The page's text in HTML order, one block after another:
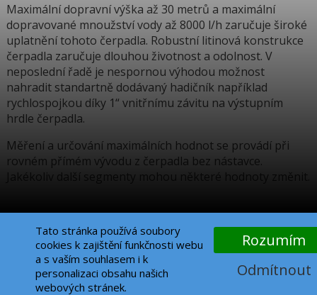
Maximální dopravní výška až 30 metrů a maximální
dopravované mnoužství vody až 8000 l/h zaručuje široké
uplatnění tohoto čerpadla. Robustní litinová konstrukce
čerpadla zaručuje dlouhou životnost a odolnost. V
neposlední řadě je nespornou výhodou možnost
nahradit standartně dodávaný hadičník například
rychlospojkou díky 1“ vnitřnímu závitu na výstupním
hrdle čerpadla.
Měření a určování maximálních hodnot se provádí při
rovném přímém vývodu z čerpadla bez nástavce.
Jakékoliv další segmenty mohou některé hodnoty změnit.
Nahoru
KONTAKT
Tato stránka používá soubory
cookies k zajištění funkčnosti webu
a s vaším souhlasem i k
personalizaci obsahu našich
webových stránek.
Rozumím
Odmítnout